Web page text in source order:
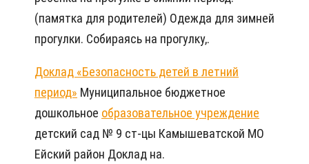
(памятка для родителей) Одежда для зимней
прогулки. Собираясь на прогулку,.
Доклад «Безопасность детей в летний
период» Муниципальное бюджетное
дошкольное образовательное учреждение
детский сад № 9 ст-цы Камышеватской МО
Ейский район Доклад на.